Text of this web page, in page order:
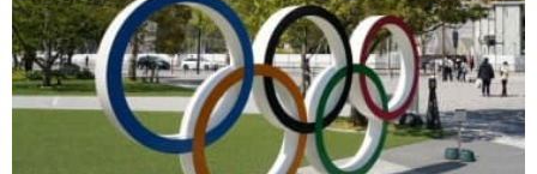
リリース ショップ
登録・ログイン/マイルーム